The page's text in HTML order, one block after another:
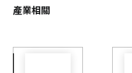
產業相關